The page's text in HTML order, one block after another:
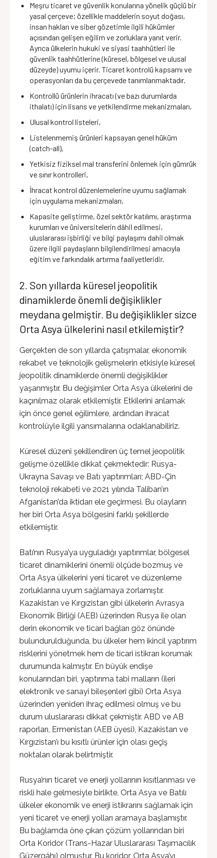
Meşru ticaret ve güvenlik konularına yönelik güçlü bir
yasal çerçeve; özellikle maddelerin soyut doğası,
insan hakları ve siber gözetimle ilgili hükümler
açısından gelişen eğilim ve zorluklara yanıt verir.
Ayrıca ülkelerin hukuki ve siyasi taahhütleri ile
güvenlik taahhütlerine (küresel, bölgesel ve ulusal
düzeyde) uyumu içerir. Ticaret kontrolü kapsamı ve
operasyonları da bu çerçevede tanımlanmaktadır.
Kontrollü ürünlerin ihracatı (ve bazı durumlarda
ithalatı) için lisans ve yetkilendirme mekanizmaları,
Ulusal kontrol listeleri,
Listelenmemiş ürünleri kapsayan genel hüküm
(catch-all),
Yetkisiz fiziksel mal transferini önlemek için gümrük
ve sınır kontrolleri,
İhracat kontrol düzenlemelerine uyumu sağlamak
için uygulama mekanizmaları,
Kapasite geliştirme, özel sektör katılımı, araştırma
kurumları ve üniversitelerin dâhil edilmesi,
uluslararası işbirliği ve bilgi paylaşımı dahil olmak
üzere ilgili paydaşların bilgilendirilmesi amacıyla
eğitim ve farkındalık artırma faaliyetleridir.
2. Son yıllarda küresel jeopolitik
dinamiklerde önemli değişiklikler
meydana gelmiştir. Bu değişiklikler sizce
Orta Asya ülkelerini nasıl etkilemiştir?
Gerçekten de son yıllarda çatışmalar, ekonomik
rekabet ve teknolojik gelişmelerin etkisiyle küresel
jeopolitik dinamiklerde önemli değişiklikler
yaşanmıştır. Bu değişimler Orta Asya ülkelerini de
kaçınılmaz olarak etkilemiştir. Etkilerini anlamak
için önce genel eğilimlere, ardından ihracat
kontrolüyle ilgili yansımalarına odaklanabiliriz.
Küresel düzeni şekillendiren üç temel jeopolitik
gelişme özellikle dikkat çekmektedir: Rusya-
Ukrayna Savaşı ve Batı yaptırımları; ABD-Çin
teknoloji rekabeti ve 2021 yılında Taliban’ın
Afganistan’da iktidarı ele geçirmesi. Bu olayların
her biri Orta Asya bölgesini farklı şekillerde
etkilemiştir.
Batı’nın Rusya’ya uyguladığı yaptırımlar, bölgesel
ticaret dinamiklerini önemli ölçüde bozmuş ve
Orta Asya ülkelerini yeni ticaret ve düzenleme
zorluklarına uyum sağlamaya zorlamıştır.
Kazakistan ve Kırgızistan gibi ülkelerin Avrasya
Ekonomik Birliği (AEB) üzerinden Rusya ile olan
derin ekonomik ve ticari bağları göz önünde
bulundurulduğunda, bu ülkeler hem ikincil yaptırım
risklerini yönetmek hem de ticari istikrarı korumak
durumunda kalmıştır. En büyük endişe
konularından biri, yaptırıma tabi malların (ileri
elektronik ve sanayi bileşenleri gibi) Orta Asya
üzerinden yeniden ihraç edilmesi olmuş ve bu
durum uluslararası dikkat çekmiştir. ABD ve AB
raporları, Ermenistan (AEB üyesi), Kazakistan ve
Kırgızistan’ı bu kısıtlı ürünler için olası geçiş
noktaları olarak belirtmiştir.
Rusya’nın ticaret ve enerji yollarının kısıtlanması ve
riskli hale gelmesiyle birlikte, Orta Asya ve Batılı
ülkeler ekonomik ve enerji istikrarını sağlamak için
yeni ticaret ve enerji yolları aramaya başlamıştır.
Bu bağlamda öne çıkan çözüm yollarından biri
Orta Koridor (Trans-Hazar Uluslararası Taşımacılık
Güzergâhı) olmuştur. Bu koridor, Orta Asya’yı